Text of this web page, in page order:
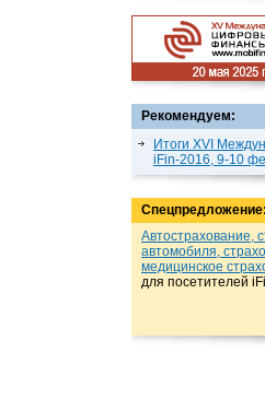
Рекомендуем:
Итоги XVI
iFin-2016, 9-10
Спецпредложение:
Автострахование,
автомобиля,
медицинское
для посетителей